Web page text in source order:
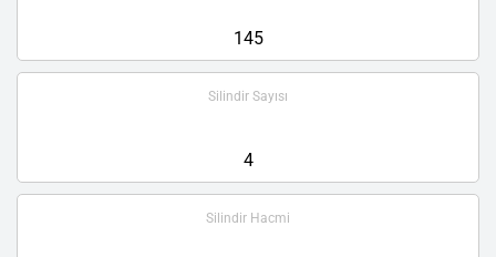
145
Silindir Sayısı
4
Silindir Hacmi